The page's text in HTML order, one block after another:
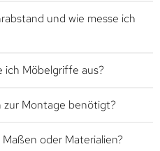
und wie messe ich
ich Möbelgriffe aus?
zur Montage benötigt?
oder Materialien?